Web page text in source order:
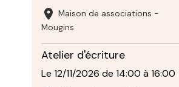
Maison de associations -
Mougins
Atelier d'écriture
Le 12/11/2026 de 14:00 à 16:00